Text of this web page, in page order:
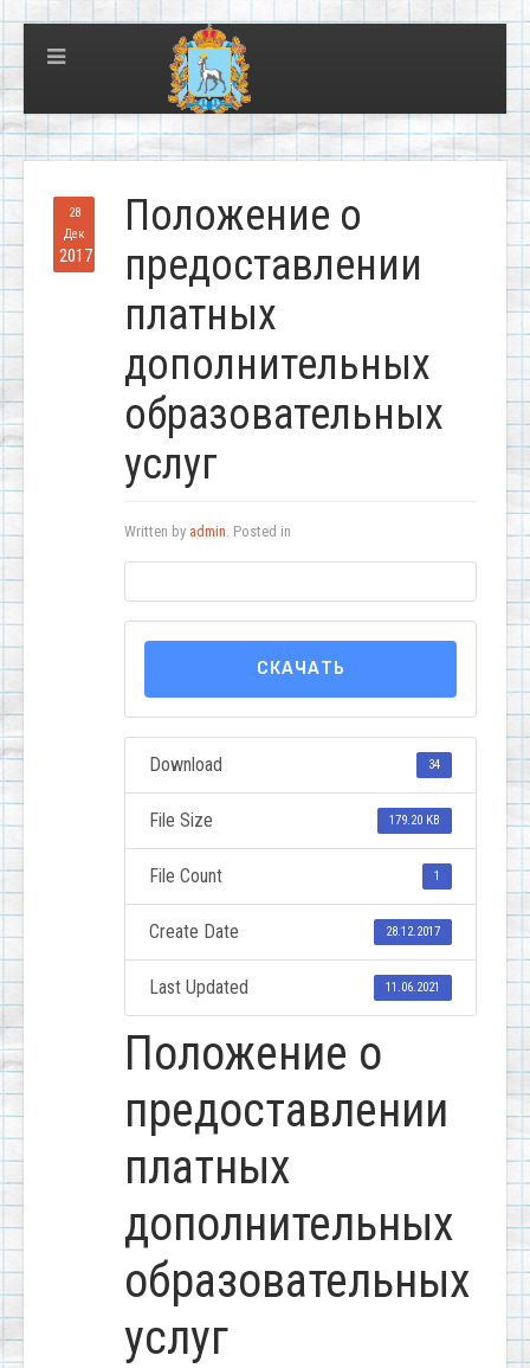
28
Дек
2017
Положение о
предоставлении
платных
дополнительных
образовательных
услуг
Written by admin. Posted in
СКАЧАТЬ
Download 34
File Size 179.20 KB
File Count 1
Create Date 28.12.2017
Last Updated 11.06.2021
Положение о
предоставлении
платных
дополнительных
образовательных
услуг